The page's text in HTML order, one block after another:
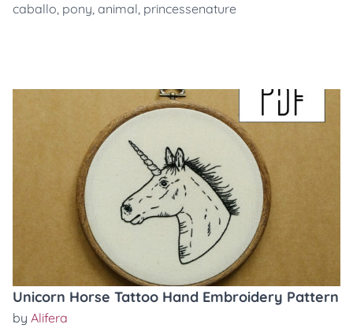
caballo, pony, animal, princessenature
Unicorn Horse Tattoo Hand Embroidery Pattern
by Alifera